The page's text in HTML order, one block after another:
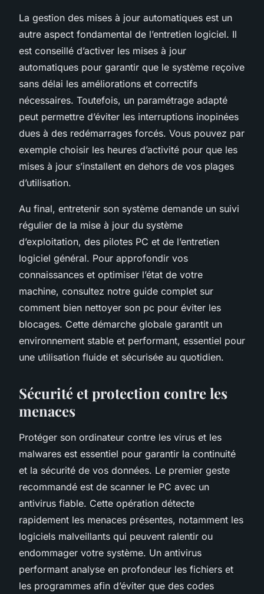
La gestion des mises à jour automatiques est un
autre aspect fondamental de l’entretien logiciel. Il
est conseillé d’activer les mises à jour
automatiques pour garantir que le système reçoive
sans délai les améliorations et correctifs
nécessaires. Toutefois, un paramétrage adapté
peut permettre d’éviter les interruptions inopinées
dues à des redémarrages forcés. Vous pouvez par
exemple choisir les heures d’activité pour que les
mises à jour s’installent en dehors de vos plages
d’utilisation.
Au final, entretenir son système demande un suivi
régulier de la mise à jour du système
d’exploitation, des pilotes PC et de l’entretien
logiciel général. Pour approfondir vos
connaissances et optimiser l’état de votre
machine, consultez notre guide complet sur
comment bien nettoyer son pc pour éviter les
blocages. Cette démarche globale garantit un
environnement stable et performant, essentiel pour
une utilisation fluide et sécurisée au quotidien.
Sécurité et protection contre les
menaces
Protéger son ordinateur contre les virus et les
malwares est essentiel pour garantir la continuité
et la sécurité de vos données. Le premier geste
recommandé est de scanner le PC avec un
antivirus fiable. Cette opération détecte
rapidement les menaces présentes, notamment les
logiciels malveillants qui peuvent ralentir ou
endommager votre système. Un antivirus
performant analyse en profondeur les fichiers et
les programmes afin d’éviter que des codes